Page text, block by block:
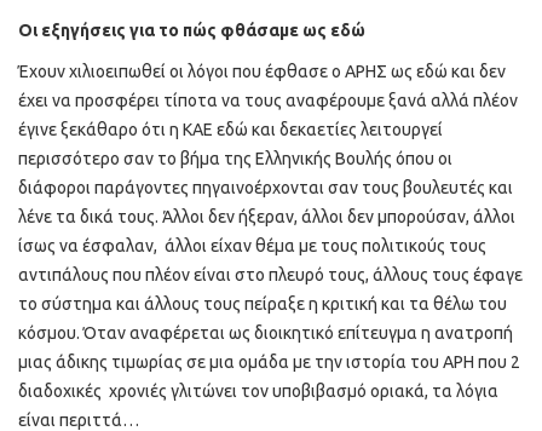
Οι εξηγήσεις για το πώς φθάσαμε ως εδώ
Έχουν χιλιοειπωθεί οι λόγοι που έφθασε ο ΑΡΗΣ ως εδώ και δεν
έχει να προσφέρει τίποτα να τους αναφέρουμε ξανά αλλά πλέον
έγινε ξεκάθαρο ότι η ΚΑΕ εδώ και δεκαετίες λειτουργεί
περισσότερο σαν το βήμα της Ελληνικής Βουλής όπου οι
διάφοροι παράγοντες πηγαινοέρχονται σαν τους βουλευτές και
λένε τα δικά τους. Άλλοι δεν ήξεραν, άλλοι δεν μπορούσαν, άλλοι
ίσως να έσφαλαν, άλλοι είχαν θέμα με τους πολιτικούς τους
αντιπάλους που πλέον είναι στο πλευρό τους, άλλους τους έφαγε
το σύστημα και άλλους τους πείραξε η κριτική και τα θέλω του
κόσμου. Όταν αναφέρεται ως διοικητικό επίτευγμα η ανατροπή
μιας άδικης τιμωρίας σε μια ομάδα με την ιστορία του ΑΡΗ που 2
διαδοχικές χρονιές γλιτώνει τον υποβιβασμό οριακά, τα λόγια
είναι περιττά…